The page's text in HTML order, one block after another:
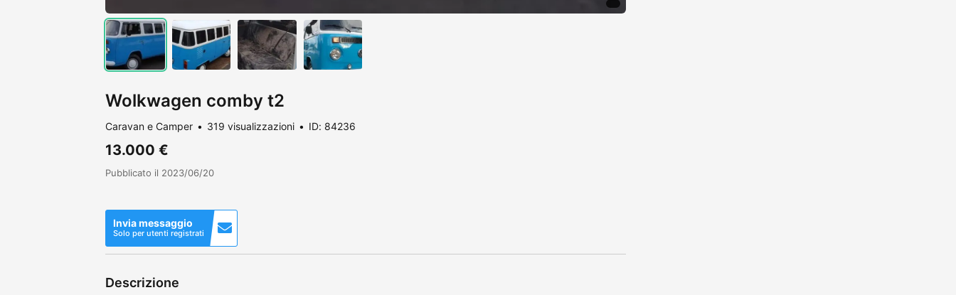
Wolkwagen comby t2
Caravan e Camper 319 visualizzazioni ID: 84236
13.000 €
Pubblicato il 2023/06/20
Invia messaggio
Solo per utenti registrati
Descrizione